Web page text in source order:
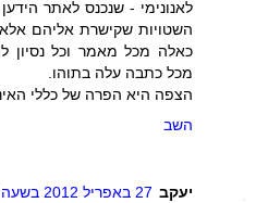
לאנונימי - שנכנס לאתר
השטויות שקישרת אליהם
כאלה מכל מאמר וכל נסיון
מכל כתבה עלה בתוהו.
הצפה היא הפרה של כללי
השב
יעקב 27 באפריל 2012 בשעה 1:20